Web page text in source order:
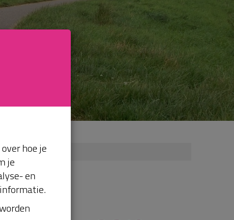
hoe je
je
en